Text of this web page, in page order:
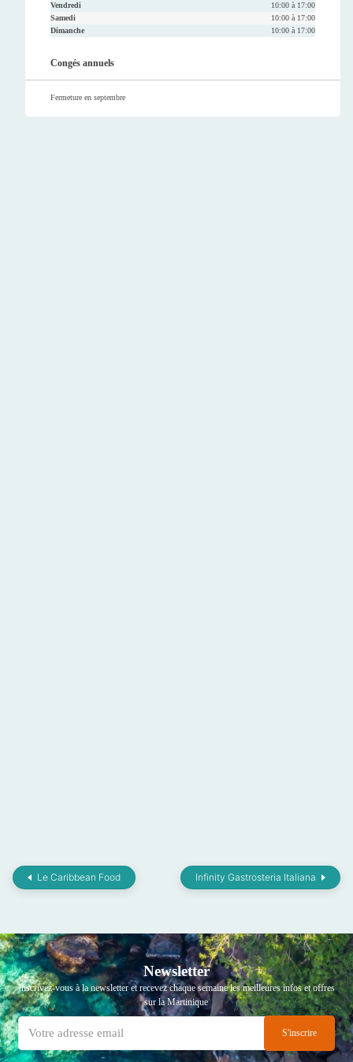
Vendredi
10:00 à 17:00
Samedi
10:00 à 17:00
Dimanche
10:00 à 17:00
Congés annuels
Fermeture en septembre
Le Caribbean Food Infinity Gastrosteria Italiana
Newsletter
Inscrivez-vous à la newsletter et recevez chaque semaine les meilleures infos et offres
sur la Martinique